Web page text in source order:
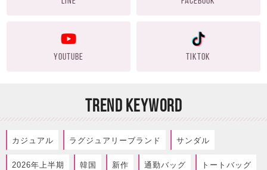
YOUTUBE TIKTOK
TREND KEYWORD
カジュアル ラグジュアリーブランド サンダル
2026年上半期 韓国 新作 通勤バッグ トートバッグ